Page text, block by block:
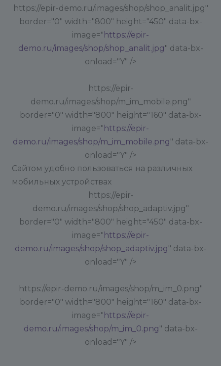
https://epir-demo.ru/images/shop/shop_analit.jpg"
border="0" width="800" height="450" data-bx-
image=" https://epir-
demo.ru/images/shop/shop_analit.jpg" data-bx-
onload="Y" />
https://epir-
demo.ru/images/shop/m_im_mobile.png"
border="0" width="800" height="160" data-bx-
image=" https://epir-
demo.ru/images/shop/m_im_mobile.png" data-bx-
onload="Y" />
Сайтом удобно пользоваться на различных
мобильных устройствах
https://epir-
demo.ru/images/shop/shop_adaptiv.jpg"
border="0" width="800" height="450" data-bx-
image=" https://epir-
demo.ru/images/shop/shop_adaptiv.jpg" data-bx-
onload="Y" />
https://epir-demo.ru/images/shop/m_im_0.png"
border="0" width="800" height="160" data-bx-
image=" https://epir-
demo.ru/images/shop/m_im_0.png" data-bx-
onload="Y" />